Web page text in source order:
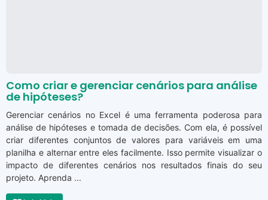
Como criar e gerenciar cenários para análise
de hipóteses?
Gerenciar cenários no Excel é uma ferramenta poderosa para
análise de hipóteses e tomada de decisões. Com ela, é possível
criar diferentes conjuntos de valores para variáveis em uma
planilha e alternar entre eles facilmente. Isso permite visualizar o
impacto de diferentes cenários nos resultados finais do seu
projeto. Aprenda ...